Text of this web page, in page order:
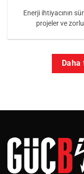
Enerji ihtiyacının
projeler ve